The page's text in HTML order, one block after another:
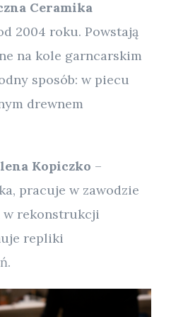
Ceramika
2004 roku. Powstają
na kole garncarskim
sposób: w piecu
drewnem
Kopiczko –
pracuje w zawodzie
w rekonstrukcji
repliki